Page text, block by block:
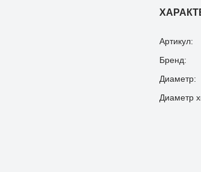
Артикул:
Бренд:
Диаметр:
Диаметр